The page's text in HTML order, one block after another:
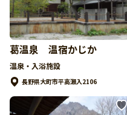
葛温泉 温宿かじか
温泉・入浴施設
長野県大町市平高瀬入2106